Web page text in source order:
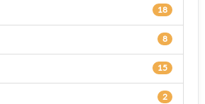
18
8
15
2